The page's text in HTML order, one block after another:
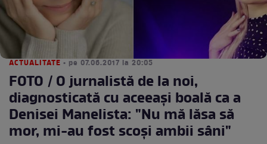
ACTUALITATE • pe 07.06.2017 la 20:05
FOTO / O jurnalistă de la noi,
diagnosticată cu aceeaşi boală ca a
Denisei Manelista: "Nu mă lăsa să
mor, mi-au fost scoşi ambii sâni"